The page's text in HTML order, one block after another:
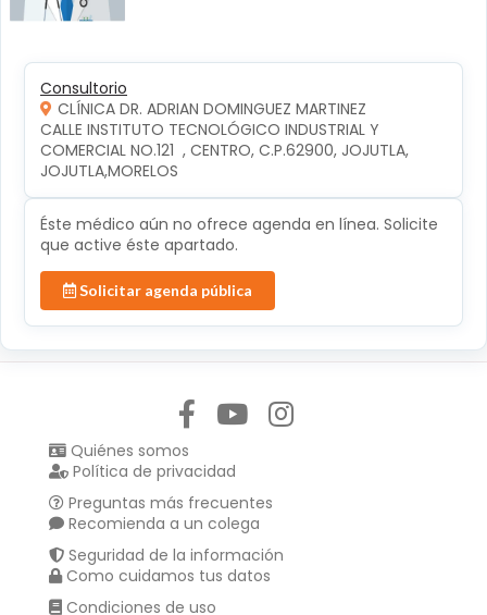
Consultorio
CLÍNICA DR. ADRIAN DOMINGUEZ MARTINEZ
CALLE INSTITUTO TECNOLÓGICO INDUSTRIAL Y
COMERCIAL NO.121  , CENTRO, C.P.62900, JOJUTLA,
JOJUTLA,MORELOS
Éste médico aún no ofrece agenda en línea. Solicite
que active éste apartado.
Solicitar agenda pública
Quiénes somos
Política de privacidad
Preguntas más frecuentes
Recomienda a un colega
Seguridad de la información
Como cuidamos tus datos
Condiciones de uso